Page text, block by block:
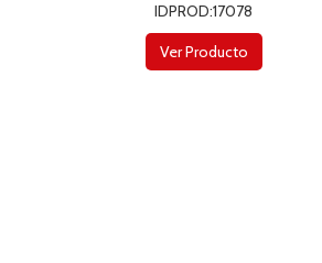
IDPROD:17078
Ver Producto